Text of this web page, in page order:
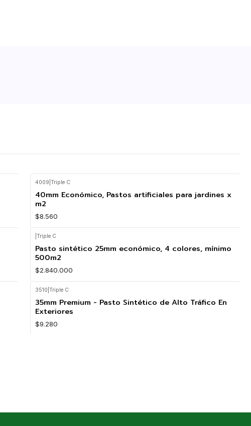
4009 |Triple C
40mm Económico, Pastos artificiales para jardines x
m2
$8.560
|Triple C
Pasto sintético 25mm económico, 4 colores, mínimo
500m2
$2.840.000
3510 |Triple C
35mm Premium - Pasto Sintético de Alto Tráfico En
Exteriores
$9.280